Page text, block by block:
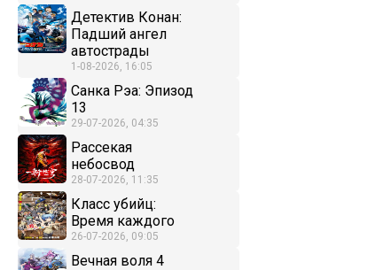
Детектив Конан:
Падший ангел
автострады
1-08-2026, 16:05
Санка Рэа: Эпизод
13
29-07-2026, 04:35
Рассекая
небосвод
28-07-2026, 11:35
Класс убийц:
Время каждого
26-07-2026, 09:05
Вечная воля 4